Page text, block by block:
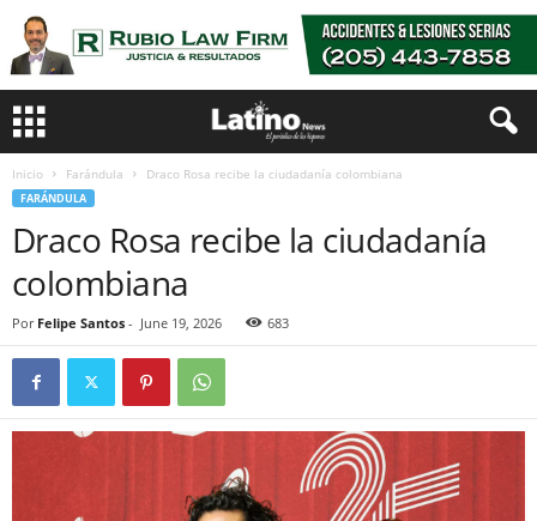
Inicio Farándula Draco Rosa recibe la ciudadanía colombiana
FARÁNDULA
Draco Rosa recibe la ciudadanía
colombiana
Por Felipe Santos - June 19, 2026 683